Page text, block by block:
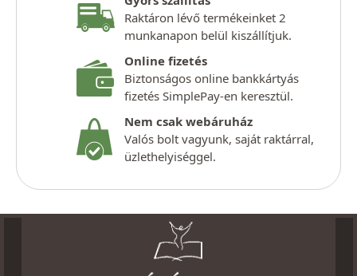
Raktáron lévő termékeinket 2
munkanapon belül kiszállítjuk.
Online fizetés
Biztonságos online bankkártyás
fizetés SimplePay-en keresztül.
Nem csak webáruház
Valós bolt vagyunk, saját raktárral,
üzlethelyiséggel.